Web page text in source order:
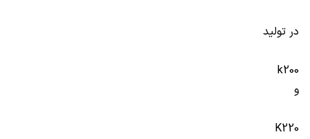
در تولید
k200
و
K220